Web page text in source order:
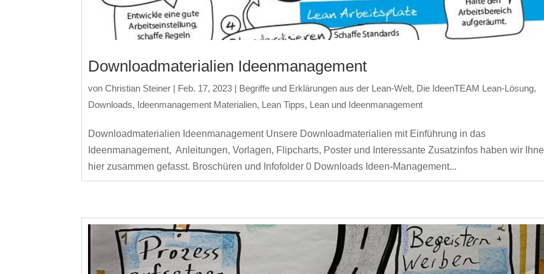
Downloadmaterialien Ideenmanagement
vonChristian Steiner | Feb. 17, 2023 | Begriffe und Erklärungen aus der Lean-Welt, Die IdeenTEAM Lean-Lösung,
Downloads, Ideenmanagement Materialien, Lean Tipps, Lean und Ideenmanagement
Downloadmaterialien Ideenmanagement Unsere Downloadmaterialien mit Einführung in das
Ideenmanagement, Anleitungen, Vorlagen, Flipcharts, Poster und Interessante Zusatzinfos haben wir
hier zusammen gefasst. Broschüren und Infofolder 0 Downloads Ideen-Management...